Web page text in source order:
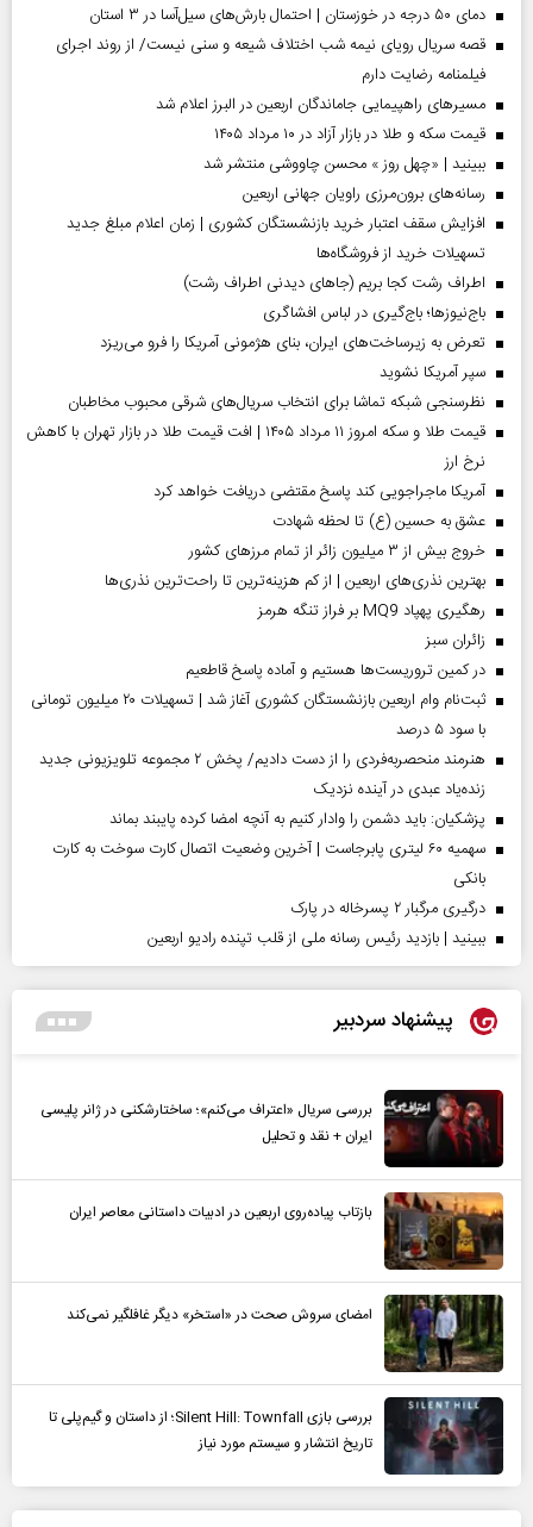
دمای ۵۰ درجه در خوزستان | احتمال بارش‌های سیل‌آسا در ۳ استان
قصه سریال رویای نیمه شب اختلاف شیعه و سنی نیست/ از روند اجرای
فیلمنامه رضایت دارم
مسیر‌های راهپیمایی جاماندگان اربعین در البرز اعلام شد
قیمت سکه و طلا در بازار آزاد در ۱۰ مرداد ۱۴۰۵
ببینید | «چهل روز » محسن چاووشی منتشر شد
رسانه‌های برون‌مرزی راویان جهانی اربعین
افزایش سقف اعتبار خرید بازنشستگان کشوری | زمان اعلام مبلغ جدید
تسهیلات خرید از فروشگاه‌ها
اطراف رشت کجا بریم (جاهای دیدنی اطراف رشت)
باج‌نیوزها؛ باج‌گیری در لباس افشاگری
تعرض به زیرساخت‌های ایران، بنای هژمونی آمریکا را فرو می‌ریزد
سپر آمریکا نشوید
نظرسنجی شبکه تماشا برای انتخاب سریال‌های شرقی محبوب مخاطبان
قیمت طلا و سکه امروز ۱۱ مرداد ۱۴۰۵ | افت قیمت طلا در بازار تهران با کاهش
نرخ ارز
آمریکا ماجراجویی کند پاسخ مقتضی دریافت خواهد کرد
عشق به حسین (ع) تا لحظه شهادت
خروج بیش از ۳ میلیون زائر از تمام مرز‌های کشور
بهترین نذری‌های اربعین | از کم هزینه‌ترین تا راحت‌ترین نذری‌ها
رهگیری پهپاد MQ9 بر فراز تنگه هرمز
‌زائران سبز
در کمین تروریست‌ها هستیم و آماده پاسخ قاطعیم
ثبت‌نام وام اربعین بازنشستگان کشوری آغاز شد | تسهیلات ۲۰ میلیون تومانی
با سود ۵ درصد
هنرمند منحصر‌به‌فردی را از دست دادیم/ پخش ۲ مجموعه تلویزیونی جدید
زنده‌یاد عبدی در آینده نزدیک
پزشکیان: باید دشمن را وادار کنیم به آنچه امضا کرده پایبند بماند
سهمیه ۶۰ لیتری پابرجاست | آخرین وضعیت اتصال کارت سوخت به کارت
بانکی
درگیری مرگبار ۲ پسرخاله در پارک
ببینید | بازدید رئیس رسانه ملی از قلب تپنده رادیو اربعین
پیشنهاد سردبیر
بررسی سریال «اعتراف می‌کنم»؛ ساختارشکنی در ژانر پلیسی
ایران + نقد و تحلیل
بازتاب پیاده‌روی اربعین در ادبیات داستانی معاصر ایران
امضای سروش صحت در «استخر» دیگر غافلگیر نمی‌کند
بررسی بازی Silent Hill: Townfall؛ از داستان و گیم‌پلی تا
تاریخ انتشار و سیستم مورد نیاز